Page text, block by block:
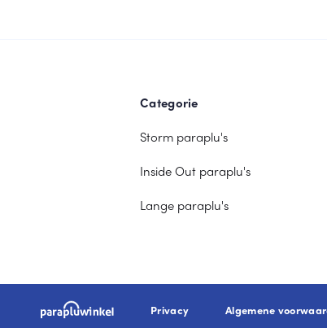
Categorie
Storm paraplu's
Inside Out paraplu's
Lange paraplu's
Privacy Algemene